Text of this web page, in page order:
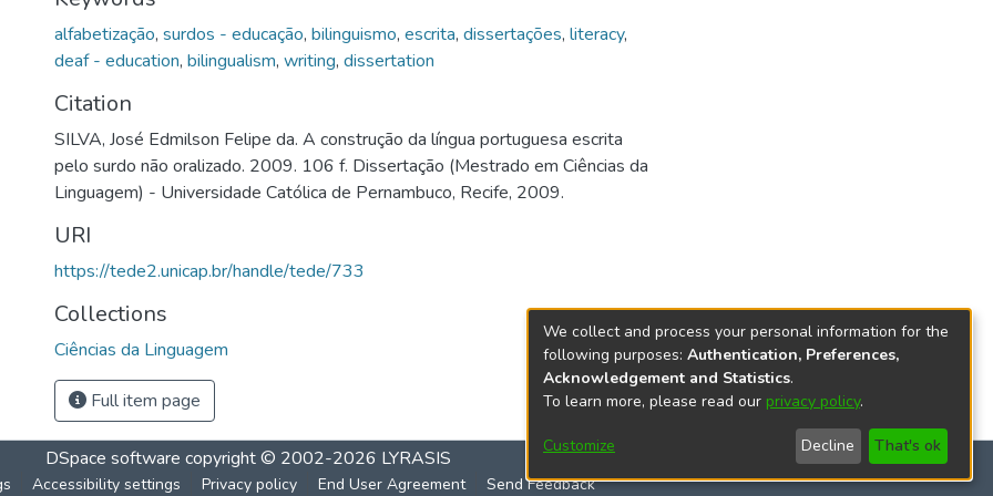
alfabetização, surdos - educação, bilinguismo, escrita, dissertações, literacy,
deaf - education, bilingualism, writing, dissertation
Citation
SILVA, José Edmilson Felipe da. A construção da língua portuguesa escrita
pelo surdo não oralizado. 2009. 106 f. Dissertação (Mestrado em Ciências da
Linguagem) - Universidade Católica de Pernambuco, Recife, 2009.
URI
https://tede2.unicap.br/handle/tede/733
Collections
Ciências da Linguagem
Full item page
DSpace software copyright © 2002-2026 LYRASIS
Accessibility settings Privacy policy End User Agreement Send Feedback
We collect and process your personal information for the
following purposes: Authentication, Preferences,
Acknowledgement and Statistics.
To learn more, please read our privacy policy.
Customize Decline That's ok